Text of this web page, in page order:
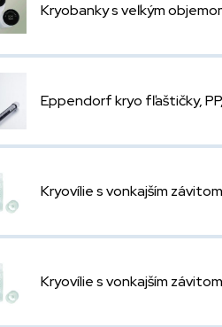
Kryobanky s veľkým
Eppendorf kryo fľaštičky,
Kryovílie s vonkajším
Kryovílie s vonkajším